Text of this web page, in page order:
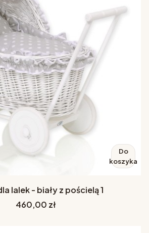
Do
koszyka
lalek - biały z pościelą 1
Cena
460,00 zł